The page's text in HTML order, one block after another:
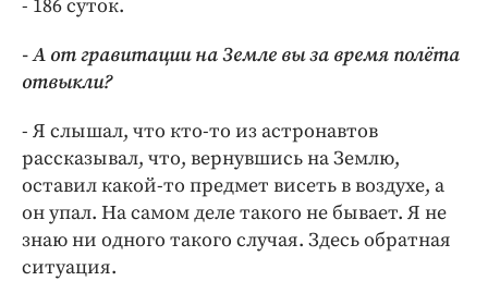
- 186 суток.
- А от гравитации на Земле вы за время полёта
отвыкли?
- Я слышал, что кто-то из астронавтов
рассказывал, что, вернувшись на Землю,
оставил какой-то предмет висеть в воздухе, а
он упал. На самом деле такого не бывает. Я не
знаю ни одного такого случая. Здесь обратная
ситуация.